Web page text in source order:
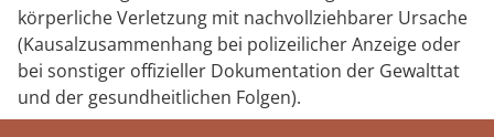
körperliche Verletzung mit nachvollziehbarer Ursache
(Kausalzusammenhang bei polizeilicher Anzeige oder
bei sonstiger offizieller Dokumentation der Gewalttat
und der gesundheitlichen Folgen).